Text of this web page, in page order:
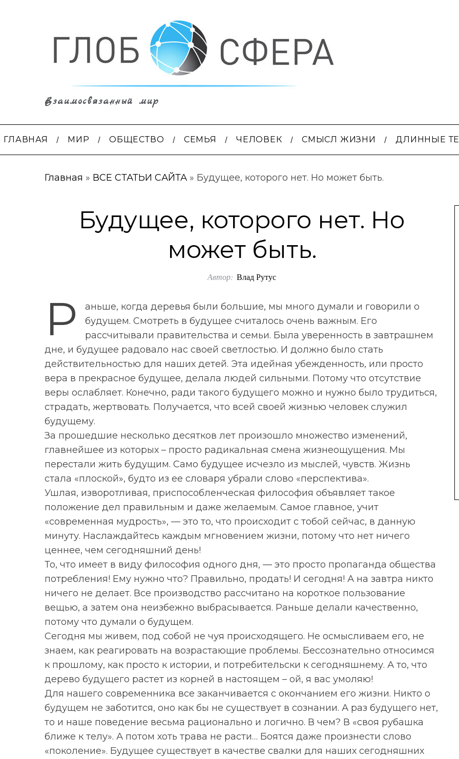
Взаимосвязанный мир
ГЛАВНАЯ МИР ОБЩЕСТВО СЕМЬЯ ЧЕЛОВЕК СМЫСЛ ЖИЗНИ ДЛИННЫЕ
Главная » ВСЕ СТАТЬИ САЙТА » Будущее, которого нет. Но может быть.
Будущее, которого нет. Но
может быть.
Автор: Влад Рутус
Р
аньше, когда деревья были большие, мы много думали и говорили о
будущем. Смотреть в будущее считалось очень важным. Его
рассчитывали правительства и семьи. Была уверенность в завтрашнем
дне, и будущее радовало нас своей светлостью. И должно было стать
действительностью для наших детей. Эта идейная убежденность, или просто
вера в прекрасное будущее, делала людей сильными. Потому что отсутствие
веры ослабляет. Конечно, ради такого будущего можно и нужно было трудиться,
страдать, жертвовать. Получается, что всей своей жизнью человек служил
будущему.
За прошедшие несколько десятков лет произошло множество изменений,
главнейшее из которых – просто радикальная смена жизнеощущения. Мы
перестали жить будущим. Само будущее исчезло из мыслей, чувств. Жизнь
стала «плоской», будто из ее словаря убрали слово «перспектива».
Ушлая, изворотливая, приспособленческая философия объявляет такое
положение дел правильным и даже желаемым. Самое главное, учит
«современная мудрость», — это то, что происходит с тобой сейчас, в данную
минуту. Наслаждайтесь каждым мгновением жизни, потому что нет ничего
ценнее, чем сегодняшний день!
То, что имеет в виду философия одного дня, — это просто пропаганда общества
потребления! Ему нужно что? Правильно, продать! И сегодня! А на завтра никто
ничего не делает. Все производство рассчитано на короткое пользование
вещью, а затем она неизбежно выбрасывается. Раньше делали качественно,
потому что думали о будущем.
Сегодня мы живем, под собой не чуя происходящего. Не осмысливаем его, не
знаем, как реагировать на возрастающие проблемы. Бессознательно относимся
к прошлому, как просто к истории, и потребительски к сегодняшнему. А то, что
дерево будущего растет из корней в настоящем – ой, я вас умоляю!
Для нашего современника все заканчивается с окончанием его жизни. Никто о
будущем не заботится, оно как бы не существует в сознании. А раз будущего нет,
то и наше поведение весьма рационально и логично. В чем? В «своя рубашка
ближе к телу». А потом хоть трава не расти… Боятся даже произнести слово
«поколение». Будущее существует в качестве свалки для наших сегодняшних